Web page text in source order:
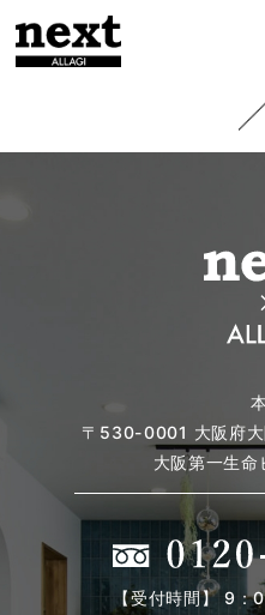
〒530-0001 大阪府
大阪第一生命
【受付時間】 9